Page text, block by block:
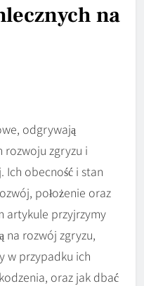
na
odgrywają
rozwoju zgryzu i
obecność i stan
położenie oraz
artykule przyjrzymy
na rozwój zgryzu,
w przypadku ich
oraz jak dbać